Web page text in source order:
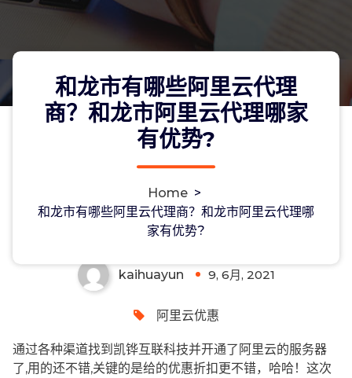
和龙市有哪些阿里云代理
商？和龙市阿里云代理哪家
有优势?
Home >
和龙市有哪些阿里云代理商？和龙市阿里云代理哪
家有优势?
里云代理哪家有优势?
kaihuayun 9, 6月, 2021
阿里云优惠
通过各种渠道找到凯铧互联科技并开通了阿里云的服务器
了,用的还不错,关键的是给的优惠折扣更不错，哈哈！这次